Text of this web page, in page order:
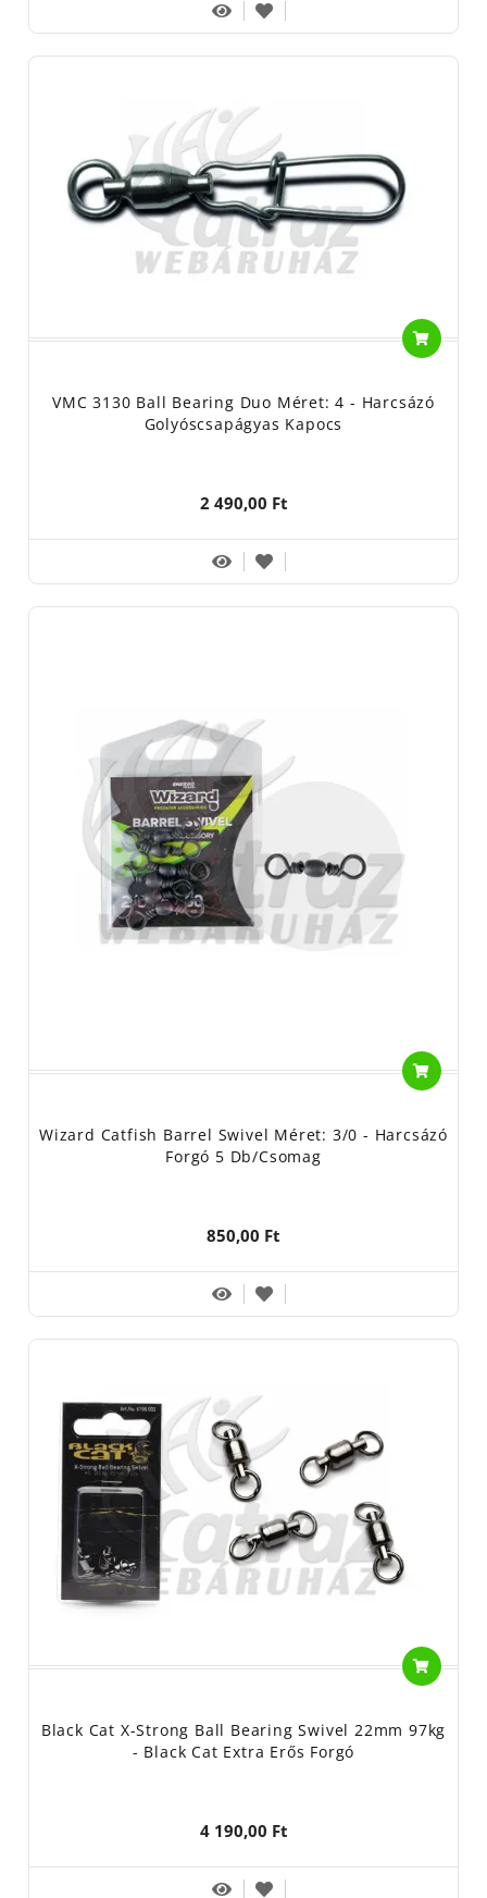
VMC 3130 Ball Bearing Duo Méret: 4 - Harcsázó
Golyóscsapágyas Kapocs
2 490,00 Ft
Wizard Catfish Barrel Swivel Méret: 3/0 - Harcsázó
Forgó 5 Db/csomag
850,00 Ft
Black Cat X-Strong Ball Bearing Swivel 22mm 97kg
- Black Cat Extra Erős Forgó
4 190,00 Ft